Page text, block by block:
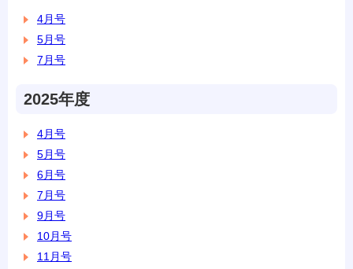
4月号
5月号
7月号
2025年度
4月号
5月号
6月号
7月号
9月号
10月号
11月号